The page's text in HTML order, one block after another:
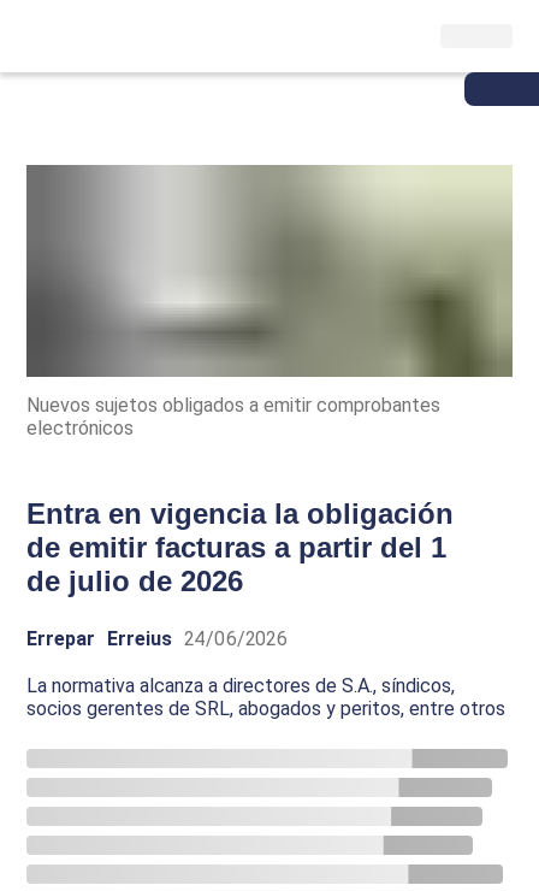
Nuevos sujetos obligados a emitir comprobantes
electrónicos
Entra en vigencia la obligación
de emitir facturas a partir del 1
de julio de 2026
Errepar Erreius 24/06/2026
La normativa alcanza a directores de S.A., síndicos,
socios gerentes de SRL, abogados y peritos, entre otros